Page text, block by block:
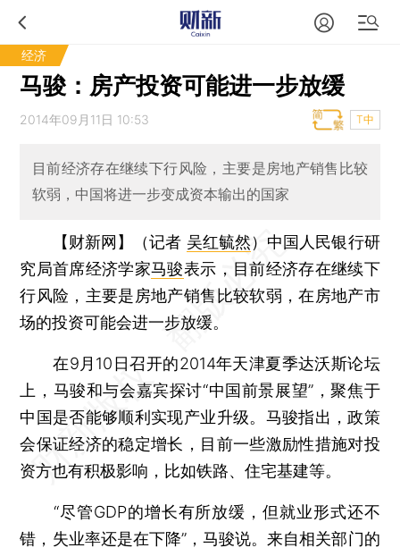
经济
马骏：房产投资可能进一步放缓
2014年09月11日 10:53 T中
目前经济存在继续下行风险，主要是房地产销售比较
软弱，中国将进一步变成资本输出的国家
【财新网】（记者 吴红毓然） 中国人民银行研
究局首席经济学家马骏表示，目前经济存在继续下
行风险，主要是房地产销售比较软弱，在房地产市
场的投资可能会进一步放缓。
在9月10日召开的2014年天津夏季达沃斯论坛
上，马骏和与会嘉宾探讨“中国前景展望”，聚焦于
中国是否能够顺利实现产业升级。马骏指出，政策
会保证经济的稳定增长，目前一些激励性措施对投
资方也有积极影响，比如铁路、住宅基建等。
“尽管GDP的增长有所放缓，但就业形式还不
错，失业率还是在下降”，马骏说。来自相关部门的